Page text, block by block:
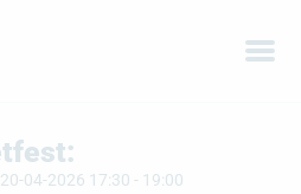
20-04-2026 17:30 - 19:00